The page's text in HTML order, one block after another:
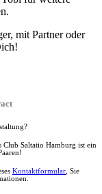
mit Partner oder
Saltatio Hamburg ist ein
Kontaktformular, Sie